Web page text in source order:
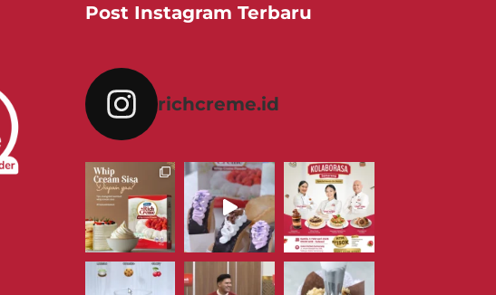
Post Instagram Terbaru
richcreme.id